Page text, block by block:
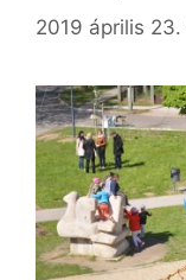
2019 április 23.